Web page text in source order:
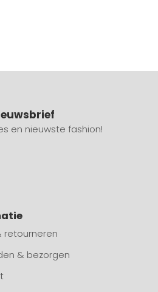
en nieuwste fashion!
retourneren
& bezorgen